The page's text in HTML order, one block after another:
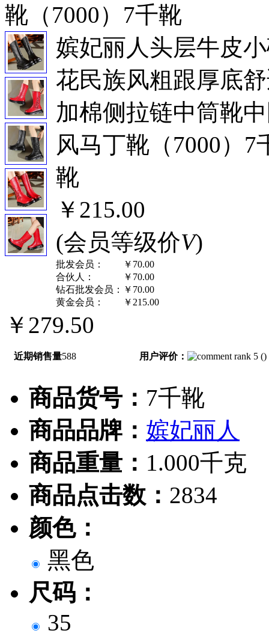
靴（7000）7千靴
嫔妃丽人头层牛皮
花民族风粗跟厚底
加棉侧拉链中筒靴
风马丁靴（7000）7
靴
￥215.00
(会员等级价V)
批发会员：
￥70.00
合伙人：
￥70.00
钻石批发会员：
￥70.00
黄金会员：
￥215.00
￥279.50
近期销售量588 用户评价： ()
商品货号： 7千靴
商品品牌： 嫔妃丽人
商品重量： 1.000千克
商品点击数： 2834
颜色：
黑色
尺码：
35